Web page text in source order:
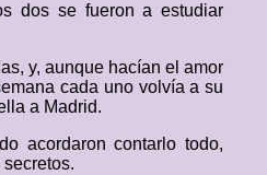
dos se fueron a estudiar
y, aunque hacían el amor
cada uno volvía a su
a Madrid.
acordaron contarlo todo,